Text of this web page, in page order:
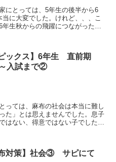
にとっては、5年生の後半から6
に大変でした。けれど、、、こ
生秋からの飛躍につながったと
ピックス】6年生 直前期
入試まで②
っては、麻布の社会は本当に難し
た」とは思えませんでした。息子
はない、得意ではない子でした。
布対策】社会③ サピにて